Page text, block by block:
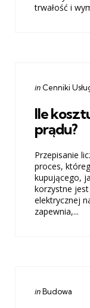
trwałość i
Categories
Posted
in Cenniki
Ile
prądu?
Przepisanie
proces,
kupującego,
korzystne jest
elektrycznej
zapewnia,...
Categories
Posted
inBudowa